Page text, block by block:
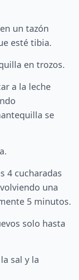
un tazón
esté tibia.
en trozos.
a la leche
se
4 cucharadas
una
5 minutos.
solo hasta
sal y la